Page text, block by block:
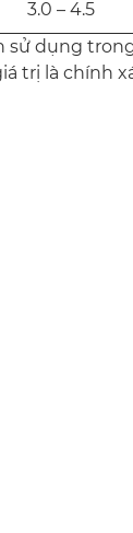
3.0 – 4.5
dụng
trị là chính